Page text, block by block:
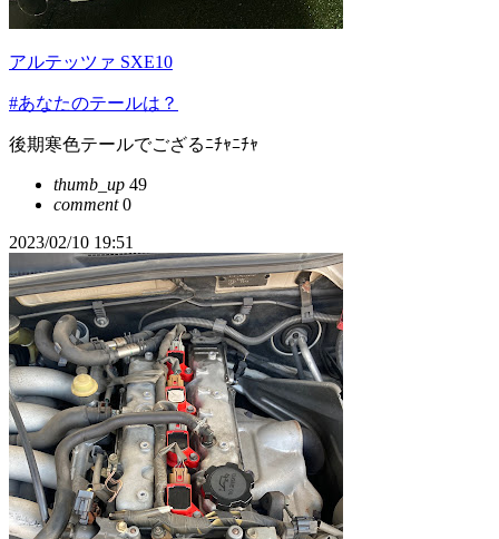
アルテッツァ SXE10
#あなたのテールは？
後期寒色テールでござるﾆﾁｬﾆﾁｬ
thumb_up 49
comment0
2023/02/10 19:51